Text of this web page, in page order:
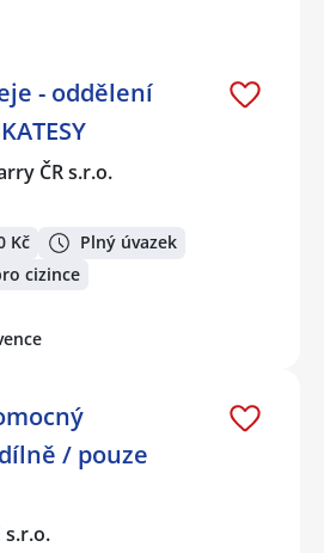
- oddělení
ČR s.r.o.
Kč
Plný úvazek
cizince
/ pouze
s.r.o.